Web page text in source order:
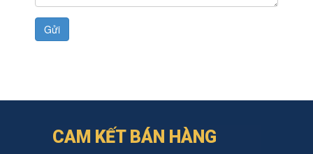
CAM KẾT BÁN HÀNG